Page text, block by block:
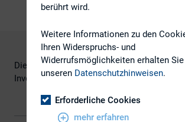
Die Zusammenfassung des Reports von
Investis, erschienen bei der IR Society,
berührt wird.
Weitere Informationen zu den
Ihren Widerspruchs- und
Widerrufsmöglichkeiten erhalten
unseren Datenschutzhinweisen.
Erforderliche Cookies
mehr erfahren